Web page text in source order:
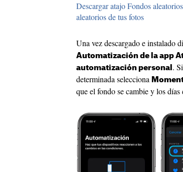
Descargar atajo Fondos
aleatorios de tus fotos
Una vez descargado e instalado
Automatización de la app
automatización personal .
determinada selecciona
que el fondo se cambie y los